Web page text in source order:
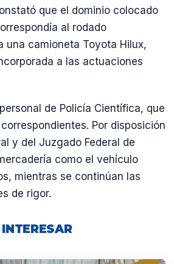
que el dominio colocado
al rodado
una camioneta Toyota Hilux,
a las actuaciones
de Policía Científica, que
Por disposición
y del Juzgado Federal de
como el vehículo
mientras se continúan las
de rigor.